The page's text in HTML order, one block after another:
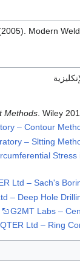
Modern
Methods . Wiley
– Contour
– Sltting
Ltd – Sach's
– Deep Hole
G2MT Labs –
Ltd – Ring